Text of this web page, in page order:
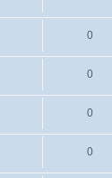
0
0
0
0